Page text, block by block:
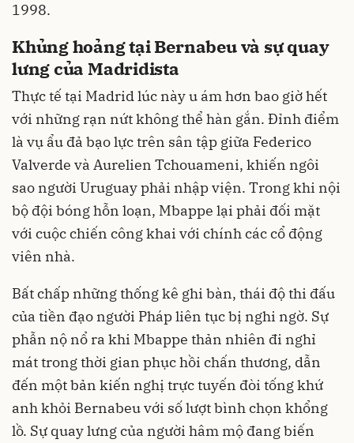
1998.
Khủng hoảng tại Bernabeu và sự quay
lưng của Madridista
Thực tế tại Madrid lúc này u ám hơn bao giờ hết
với những rạn nứt không thể hàn gắn. Đỉnh điểm
là vụ ẩu đả bạo lực trên sân tập giữa Federico
Valverde và Aurelien Tchouameni, khiến ngôi
sao người Uruguay phải nhập viện. Trong khi nội
bộ đội bóng hỗn loạn, Mbappe lại phải đối mặt
với cuộc chiến công khai với chính các cổ động
viên nhà.
Bất chấp những thống kê ghi bàn, thái độ thi đấu
của tiền đạo người Pháp liên tục bị nghi ngờ. Sự
phẫn nộ nổ ra khi Mbappe thản nhiên đi nghỉ
mát trong thời gian phục hồi chấn thương, dẫn
đến một bản kiến nghị trực tuyến đòi tống khứ
anh khỏi Bernabeu với số lượt bình chọn khổng
lồ. Sự quay lưng của người hâm mộ đang biến